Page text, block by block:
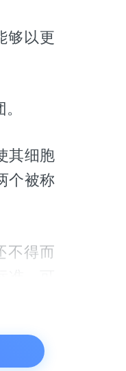
够以更
其细胞
个被称
不得而
生物